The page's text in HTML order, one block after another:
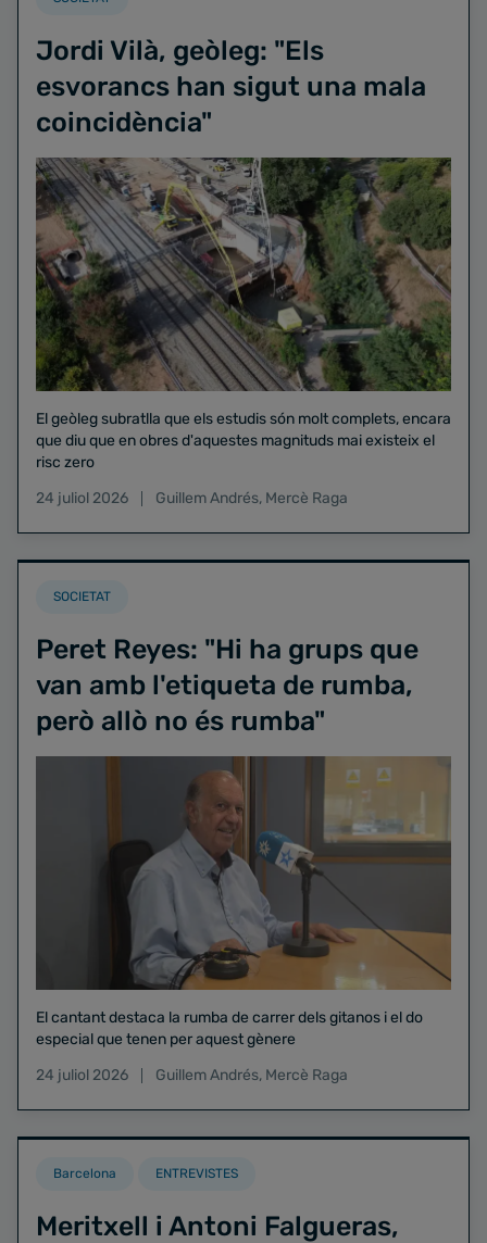
Jordi Vilà, geòleg: "Els
esvorancs han sigut una mala
coincidència"
El geòleg subratlla que els estudis són molt complets, encara
que diu que en obres d'aquestes magnituds mai existeix el
risc zero
24 juliol 2026
Guillem Andrés, Mercè Raga
SOCIETAT
Peret Reyes: "Hi ha grups que
van amb l'etiqueta de rumba,
però allò no és rumba"
El cantant destaca la rumba de carrer dels gitanos i el do
especial que tenen per aquest gènere
24 juliol 2026
Guillem Andrés, Mercè Raga
Barcelona ENTREVISTES
Meritxell i Antoni Falgueras,